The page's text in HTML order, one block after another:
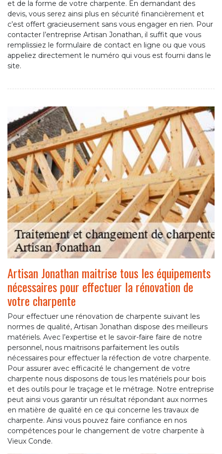
et de la forme de votre charpente. En demandant des
devis, vous serez ainsi plus en sécurité financièrement et
c’est offert gracieusement sans vous engager en rien. Pour
contacter l’entreprise Artisan Jonathan, il suffit que vous
remplissiez le formulaire de contact en ligne ou que vous
appeliez directement le numéro qui vous est fourni dans le
site.
Artisan Jonathan maitrise tous les équipements
nécessaires pour effectuer la rénovation de
votre charpente
Pour effectuer une rénovation de charpente suivant les
normes de qualité, Artisan Jonathan dispose des meilleurs
matériels. Avec l’expertise et le savoir-faire faire de notre
personnel, nous maitrisons parfaitement les outils
nécessaires pour effectuer la réfection de votre charpente.
Pour assurer avec efficacité le changement de votre
charpente nous disposons de tous les matériels pour bois
et des outils pour le traçage et le métrage. Notre entreprise
peut ainsi vous garantir un résultat répondant aux normes
en matière de qualité en ce qui concerne les travaux de
charpente. Ainsi vous pouvez faire confiance en nos
compétences pour le changement de votre charpente à
Vieux Conde.